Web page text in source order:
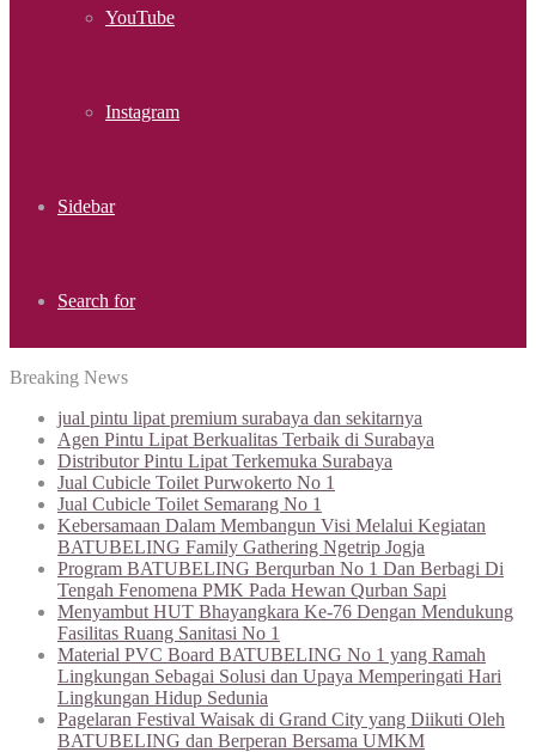
YouTube
Instagram
Sidebar
Search for
Breaking News
jual pintu lipat premium surabaya dan sekitarnya
Agen Pintu Lipat Berkualitas Terbaik di Surabaya
Distributor Pintu Lipat Terkemuka Surabaya
Jual Cubicle Toilet Purwokerto No 1
Jual Cubicle Toilet Semarang No 1
Kebersamaan Dalam Membangun Visi Melalui Kegiatan
BATUBELING Family Gathering Ngetrip Jogja
Program BATUBELING Berqurban No 1 Dan Berbagi Di
Tengah Fenomena PMK Pada Hewan Qurban Sapi
Menyambut HUT Bhayangkara Ke-76 Dengan Mendukung
Fasilitas Ruang Sanitasi No 1
Material PVC Board BATUBELING No 1 yang Ramah
Lingkungan Sebagai Solusi dan Upaya Memperingati Hari
Lingkungan Hidup Sedunia
Pagelaran Festival Waisak di Grand City yang Diikuti Oleh
BATUBELING dan Berperan Bersama UMKM